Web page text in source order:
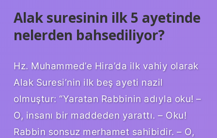
Alak suresinin ilk 5 ayetinde
nelerden bahsediliyor?
Hz. Muhammed’e Hira’da ilk vahiy olarak
Alak Suresi’nin ilk beş ayeti nazil
olmuştur: “Yaratan Rabbinin adıyla oku! –
O, insanı bir maddeden yarattı. – Oku!
Rabbin sonsuz merhamet sahibidir. – O,